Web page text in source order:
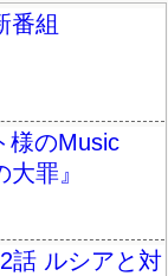
番組
様のMusic
罪』
話 ルシアと対